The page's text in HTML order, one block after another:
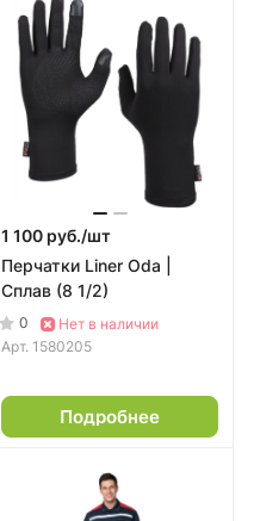
1 100 руб./шт
Перчатки Liner Oda |
Сплав (8 1/2)
0
Нет в наличии
Арт. 1580205
Подробнее